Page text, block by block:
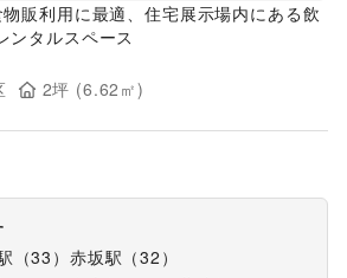
物販利用に最適、住宅展示場内にある飲
ンタルスペース
2坪 (6.62 ㎡)
（33 ） 赤坂駅 （32 ）